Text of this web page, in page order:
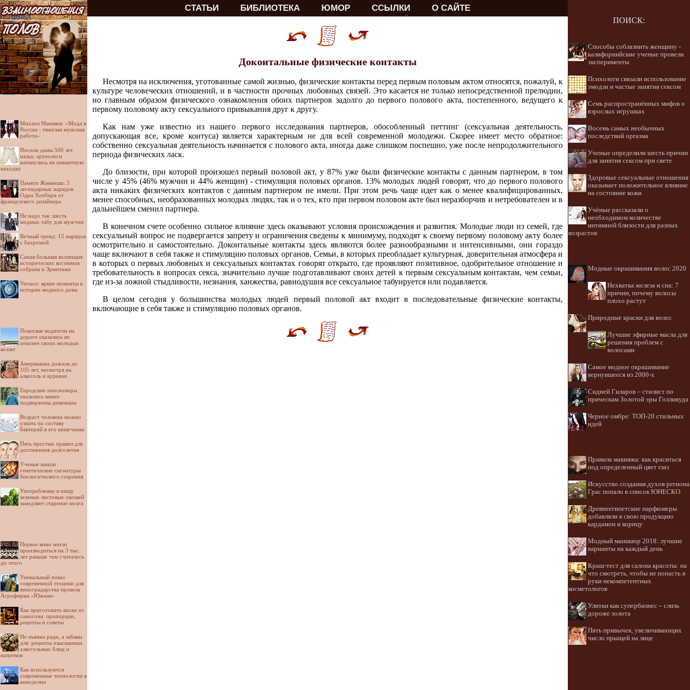
СТАТЬИ БИБЛИОТЕКА ЮМОР ССЫЛКИ О САЙТЕ
Михаил Манаков: «Мода в
России - тяжёлая мужская
работа»
Носили дамы 500 лет
назад: археологи
наткнулись на пикантную
находку
Памяти Живанши: 5
легендарных нарядов
Одри Хепберн от
французского дизайнера
Не надо так: шесть
модных табу для мужчин
Вечный тренд: 15 нарядов
с бахромой
Самая большая коллекция
исторических костюмов
собрана в Эрмитаже
Versace: яркие моменты в
истории модного дома
Пожилые водители на
дороге оказались не
опаснее своих молодых
коллег
Американка дожила до
105 лет, несмотря на
алкоголь и курение
Городские пенсионеры
оказались менее
подвержены деменции
Возраст человека можно
узнать по составу
бактерий в его кишечнике
Пять простых правил для
достижения долголетия
Ученые нашли
генетические сигнатуры
биологического старения
Употребление в пищу
зеленых листовых овощей
замедляет старение мозга
Первое вино могло
производиться на 3 тыс.
лет раньше чем считалось
до этого
Уникальный показ
современной техники для
виноградарства провела
Агрофирма «Южная»
Как приготовить виски из
самогона: пропорции,
рецепты и советы
Не пьянки ради, а забавы
для: рецепты изысканных
алкогольных блюд и
напитков
Как используются
современные технологии в
виноделии
Докоитальные физические контакты
Несмотря на исключения, уготованные самой жизнью, физические контакты перед первым половым актом относятся, пожалуй, к
культуре человеческих отношений, и в частности прочных любовных связей. Это касается не только непосредственной прелюдии,
но главным образом физического ознакомления обоих партнеров задолго до первого полового акта, постепенного, ведущего к
первому половому акту сексуального привыкания друг к другу.
Как нам уже известно из нашего первого исследования партнеров, обособленный петтинг (сексуальная деятельность,
допускающая все, кроме коитуса) является характерным не для всей современной молодежи. Скорее имеет место обратное:
собственно сексуальная деятельность начинается с полового акта, иногда даже слишком поспешно, уже после непродолжительного
периода физических ласк.
До близости, при которой произошел первый половой акт, у 87% уже были физические контакты с данным партнером, в том
числе у 45% (46% мужчин и 44% женщин) - стимуляция половых органов. 13% молодых людей говорят, что до первого полового
акта никаких физических контактов с данным партнером не имели. При этом речь чаще идет как о менее квалифицированных,
менее способных, необразованных молодых людях, так и о тех, кто при первом половом акте был неразборчив и нетребователен и в
дальнейшем сменил партнера.
В конечном счете особенно сильное влияние здесь оказывают условия происхождения и развития. Молодые люди из семей, где
сексуальный вопрос не подвергается запрету и ограничения сведены к минимуму, подходят к своему первому половому акту более
осмотрительно и самостоятельно. Докоитальные контакты здесь являются более разнообразными и интенсивными, они гораздо
чаще включают в себя также и стимуляцию половых органов. Семьи, в которых преобладает культурная, доверительная атмосфера и
в которых о первых любовных и сексуальных контактах говорят открыто, где проявляют позитивное, одобрительное отношение и
требовательность в вопросах секса, значительно лучше подготавливают своих детей к первым сексуальным контактам, чем семьи,
где из-за ложной стыдливости, незнания, ханжества, равнодушия все сексуальное табуируется или подавляется.
В целом сегодня у большинства молодых людей первый половой акт входит в последовательные физические контакты,
включающие в себя также и стимуляцию половых органов.
ПОИСК:
Способы соблазнить женщину -
калифорнийские ученые провели
эксперименты
Психологи связали использование
эмодзи и частые занятия сексом
Семь распространённых мифов о
взрослых игрушках
Восемь самых необычных
последствий оргазма
Ученые определили шесть причин
для занятия сексом при свете
Здоровые сексуальные отношения
оказывает положительное влияние
на состояние кожи
Учёные рассказали о
необходимом количестве
интимной близости для разных
возрастов
Модные окрашивания волос 2020
Нехватка железа и сна: 7
причин, почему волосы
плохо растут
Природные краски для волос
Лучшие эфирные масла для
решения проблем с
волосами
Самое модное окрашивание
вернувшееся из 2000-х
Сидней Гиларов – стилист по
прическам Золотой эры Голливуда
Черное омбре: ТОП-20 стильных
идей
Правила макияжа: как краситься
под определенный цвет глаз
Искусство создания духов региона
Грас попало в список ЮНЕСКО
Древнеегипетские парфюмеры
добавляли в свою продукцию
кардамон и корицу
Модный маникюр 2018: лучшие
варианты на каждый день
Краш-тест для салона красоты: на
что смотреть, чтобы не попасть в
руки некомпетентных
косметологов
Улитки как супербизнес – слизь
дороже золота
Пять привычек, увеличивающих
число прыщей на лице